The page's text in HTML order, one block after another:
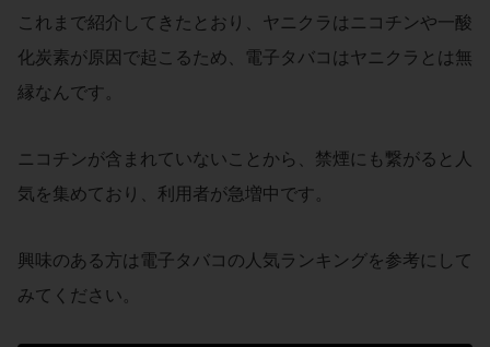
これまで紹介してきたとおり、ヤニクラはニコチンや一酸
化炭素が原因で起こるため、電子タバコはヤニクラとは無
縁なんです。
ニコチンが含まれていないことから、禁煙にも繋がると人
気を集めており、利用者が急増中です。
興味のある方は電子タバコの人気ランキングを参考にして
みてください。